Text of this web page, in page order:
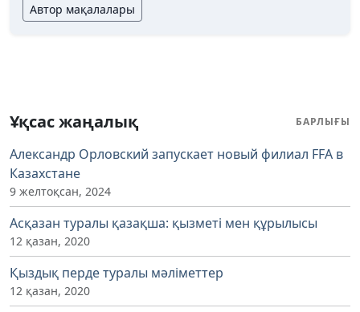
Автор мақалалары
Ұқсас жаңалық БАРЛЫҒЫ
Александр Орловский запускает новый филиал FFA в
Казахстане
9 желтоқсан, 2024
Асқазан туралы қазақша: қызметі мен құрылысы
12 қазан, 2020
Қыздық перде туралы мәліметтер
12 қазан, 2020